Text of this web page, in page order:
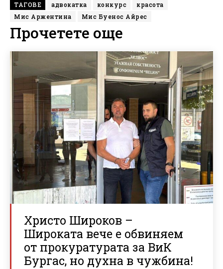
ТАГОВЕ адвокатка конкурс
красота
Мис Аржентина
Мис Буенос Айрес
Прочетете още
Христо Широков –
Широката вече е обвиняем
от прокуратурата за ВиК
Бургас, но духна в чужбина!